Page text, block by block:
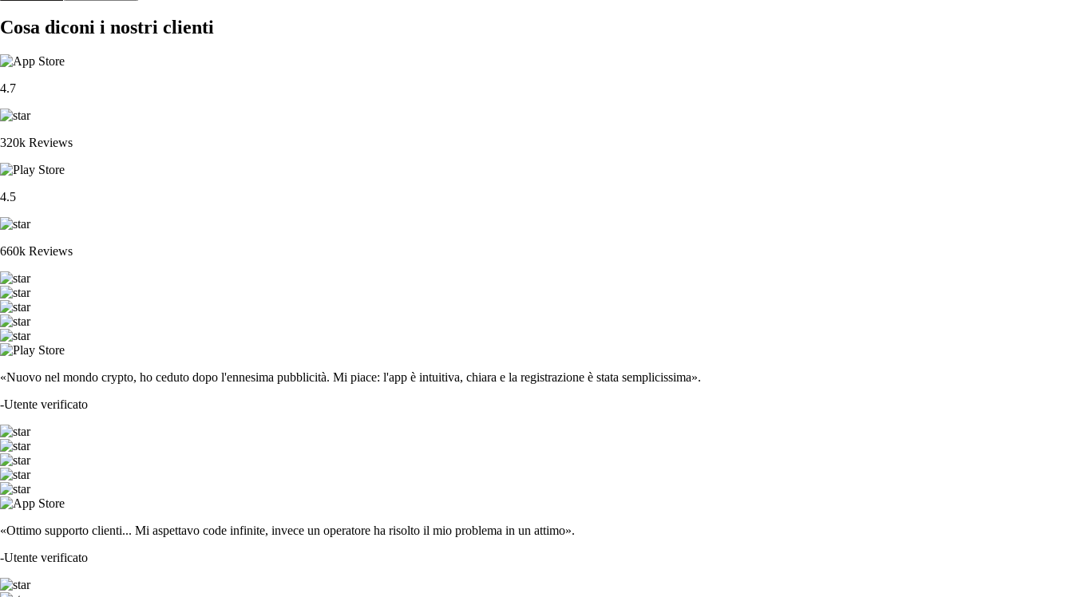
Cosa diconi i nostri clienti
4.7
320k Reviews
4.5
660k Reviews
«Nuovo nel mondo crypto, ho ceduto dopo l'ennesima pubblicità. Mi piace: l'app è intuitiva, chiara e la registrazione è stata semplicissima».
-Utente verificato
«Ottimo supporto clienti... Mi aspettavo code infinite, invece un operatore ha risolto il mio problema in un attimo».
-Utente verificato